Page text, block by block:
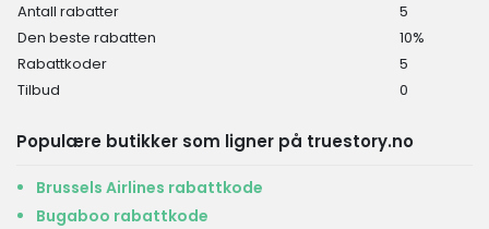
Antall rabatter
5
Den beste rabatten
10%
Rabattkoder
5
Tilbud
0
Populære butikker som ligner på truestory.no
Brussels Airlines rabattkode
Bugaboo rabattkode